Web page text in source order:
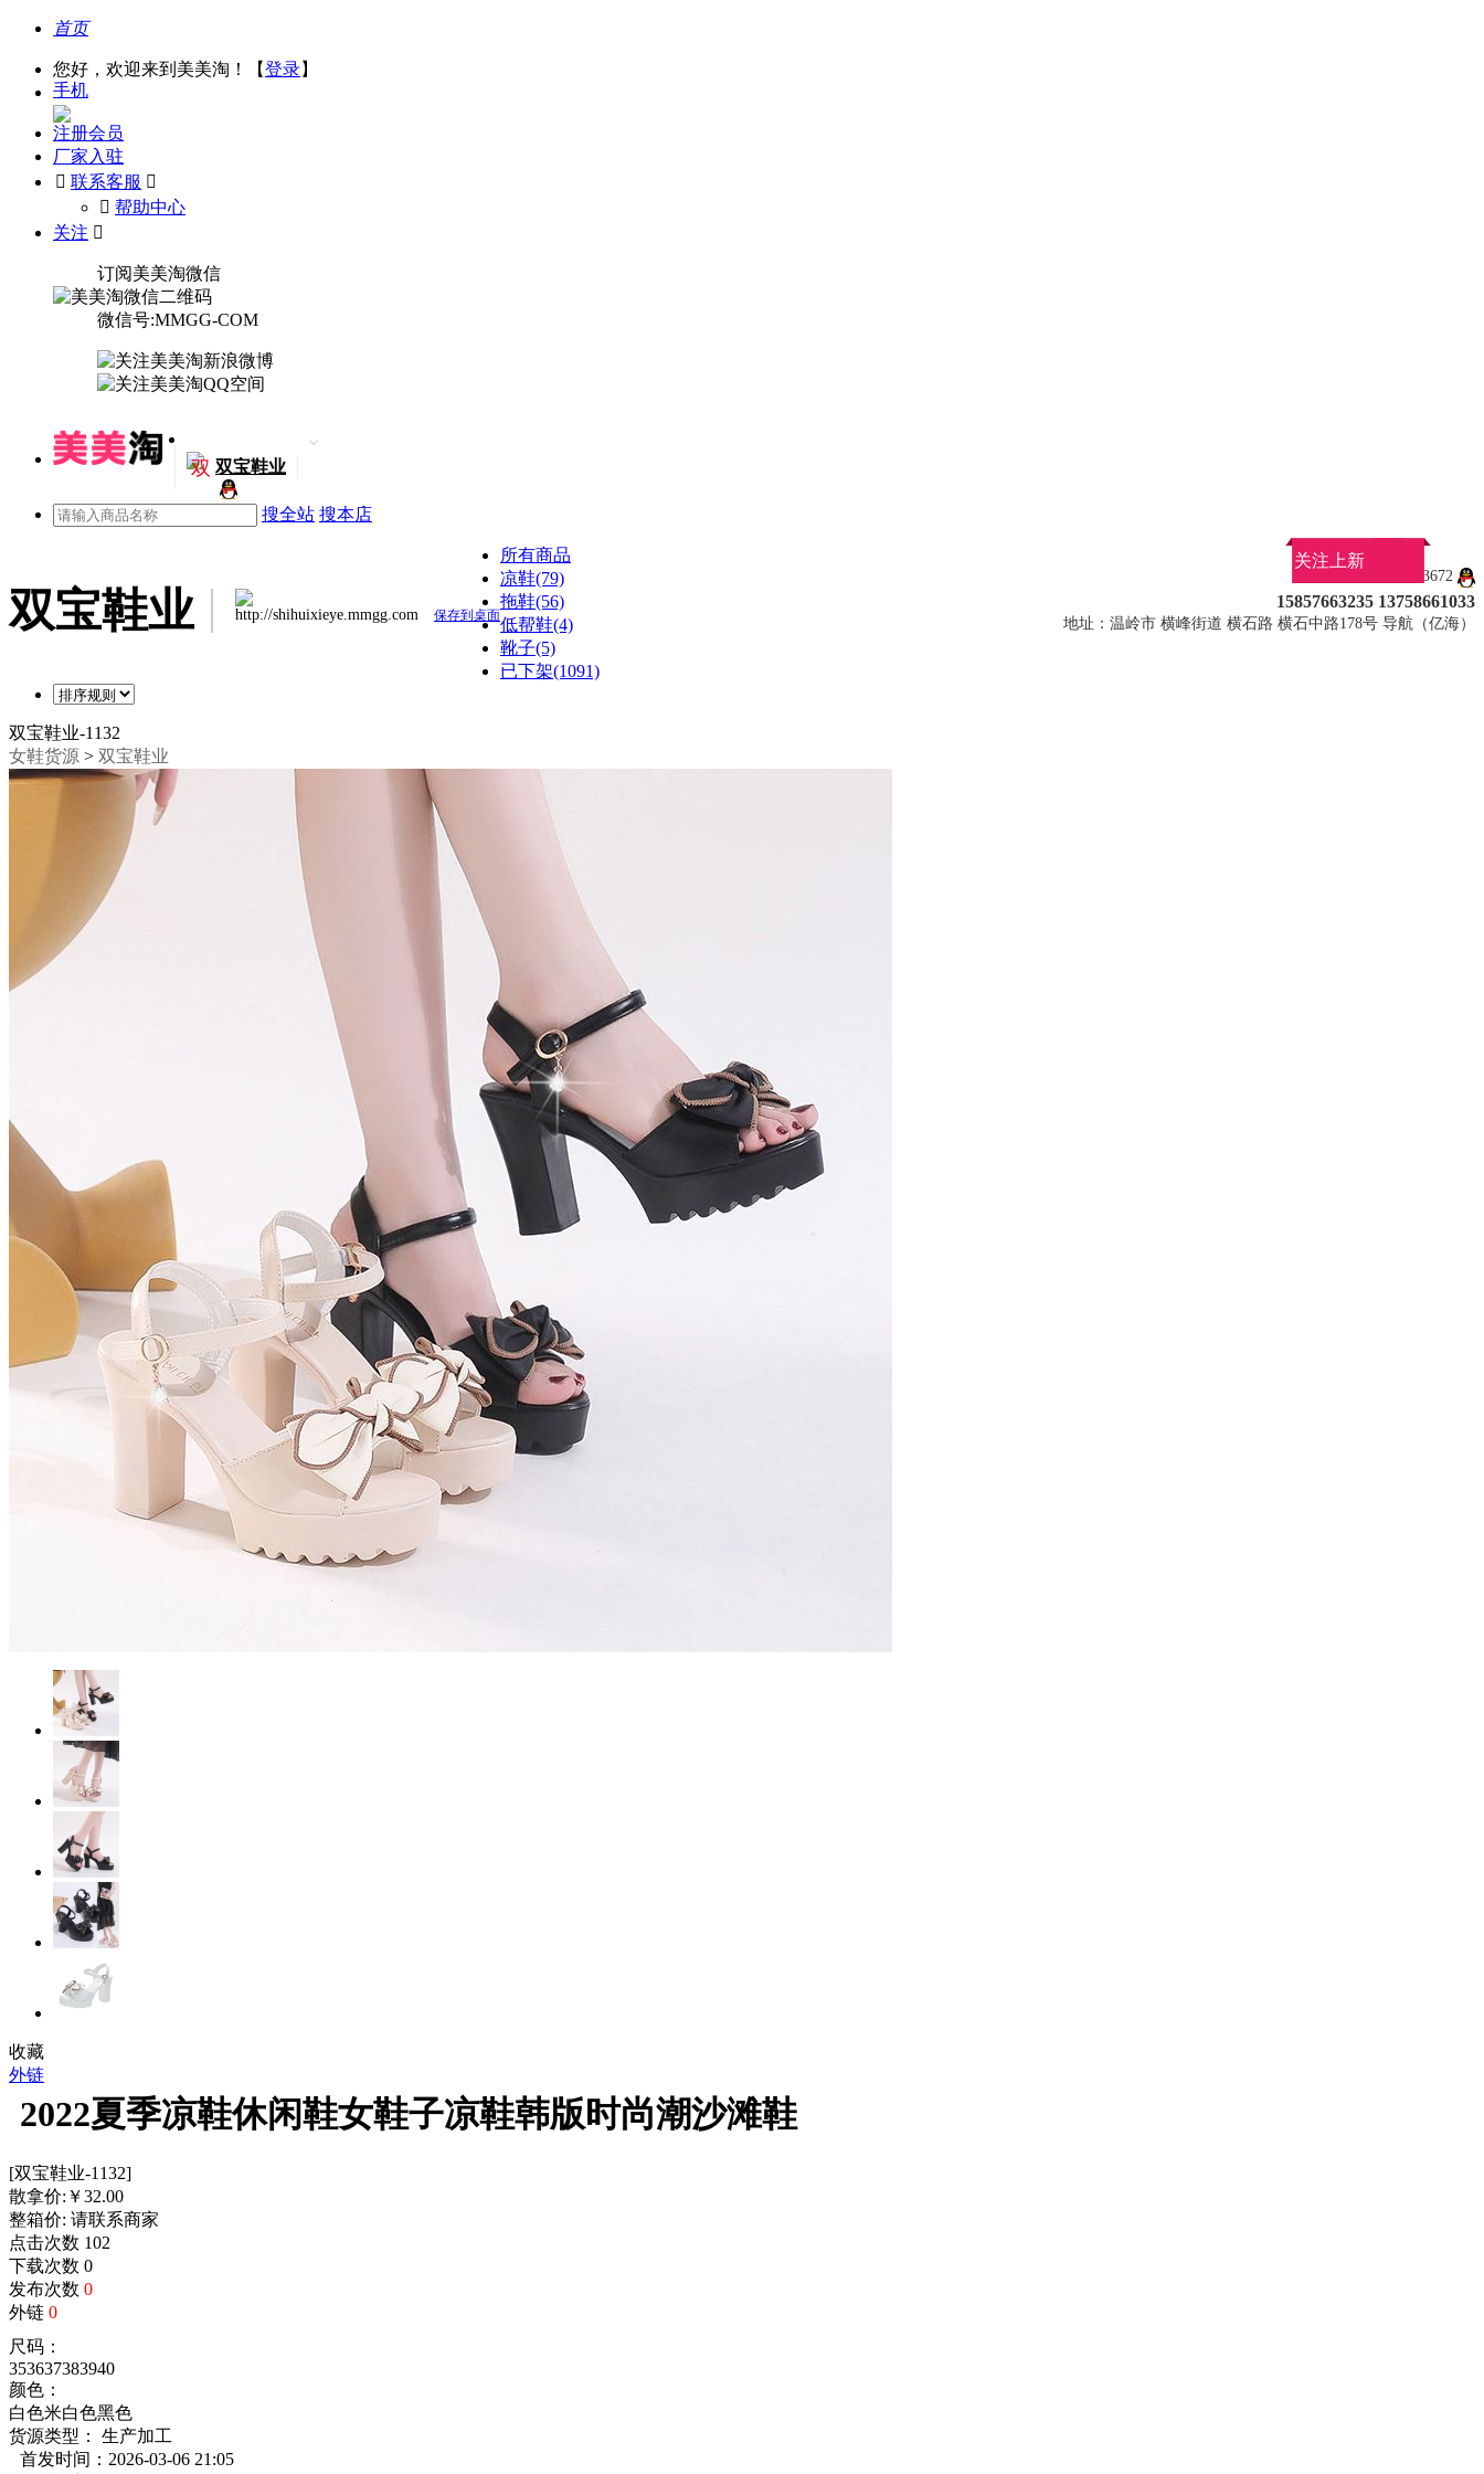
首页
您好，欢迎来到美美淘！【登录】
手机
注册会员
厂家入驻
 联系客服 
󰅃 帮助中心
关注 
订阅美美淘微信
微信号:MMGG-COM
双 双宝鞋业
搜全站 搜本店
双宝鞋业 http://shihuixieye.mmgg.com 保存到桌面
QQ：1027113672
15857663235 13758661033
地址：温岭市 横峰街道 横石路 横石中路178号 导航（亿海）
关注上新
所有商品
凉鞋(79)
拖鞋(56)
低帮鞋(4)
靴子(5)
已下架(1091)
双宝鞋业-1132
女鞋货源 > 双宝鞋业
收藏
外链
2022夏季凉鞋休闲鞋女鞋子凉鞋韩版时尚潮沙滩鞋
[双宝鞋业-1132]
散拿价: ￥32.00
整箱价: 请联系商家
点击次数 102
下载次数 0
发布次数 0
外链 0
尺码：
353637383940
颜色：
白色米白色黑色
货源类型： 生产加工
首发时间：2026-03-06 21:05